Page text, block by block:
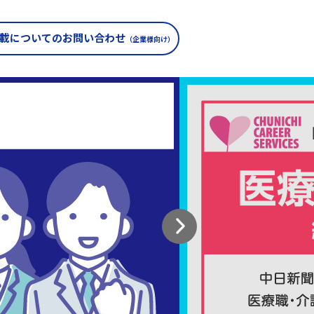
についてのお問い合わせ （企業様向け）